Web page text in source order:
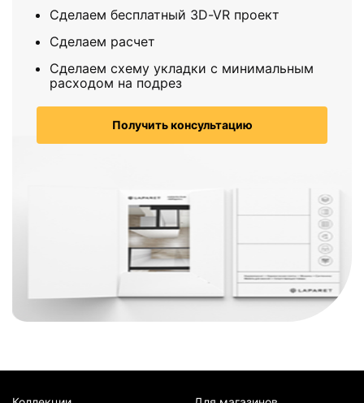
Сделаем бесплатный 3D-VR проект
Сделаем расчет
Сделаем схему укладки с минимальным
расходом на подрез
Получить консультацию